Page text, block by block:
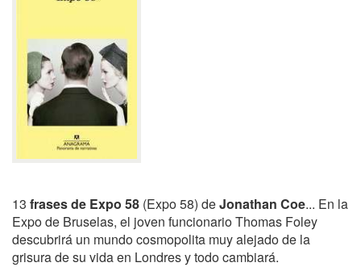
13 frases de Expo 58 (Expo 58) deJonathan Coe... En la
Expo de Bruselas, el joven funcionario Thomas Foley
descubrirá un mundo cosmopolita muy alejado de la
grisura de su vida en Londres y todo cambiará.